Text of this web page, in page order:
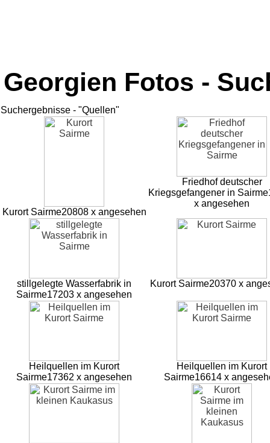
Georgien Fotos -
Suchergebnisse - "Quellen"
Kurort Sairme20808 x angesehen
Friedhof deutscher
Kriegsgefangener in Sairme
x angesehen
stillgelegte Wasserfabrik in
Sairme17203 x angesehen
Kurort Sairme20370 x
Heilquellen im Kurort
Sairme17362 x angesehen
Heilquellen im Kurort
Sairme16614 x